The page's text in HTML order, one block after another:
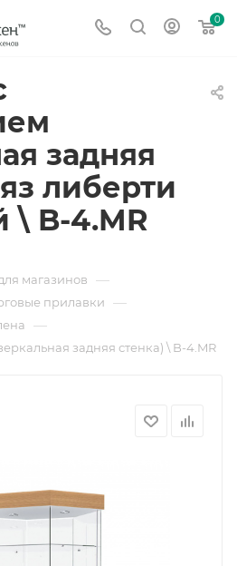
0
задняя
либерти
\ B-4.MR
магазинов —
прилавки —
—
задняя стенка) \ B-4.MR